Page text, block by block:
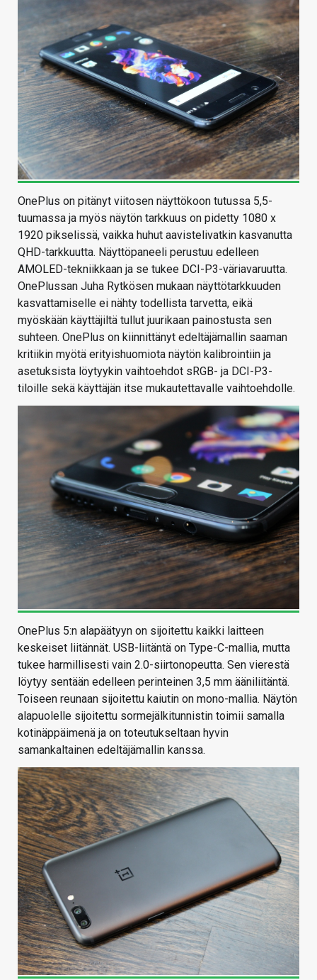
OnePlus on pitänyt viitosen näyttökoon tutussa 5,5-
tuumassa ja myös näytön tarkkuus on pidetty 1080 x
1920 pikselissä, vaikka huhut aavistelivatkin kasvanutta
QHD-tarkkuutta. Näyttöpaneeli perustuu edelleen
AMOLED-tekniikkaan ja se tukee DCI-P3-väriavaruutta.
OnePlussan Juha Rytkösen mukaan näyttötarkkuuden
kasvattamiselle ei nähty todellista tarvetta, eikä
myöskään käyttäjiltä tullut juurikaan painostusta sen
suhteen. OnePlus on kiinnittänyt edeltäjämallin saaman
kritiikin myötä erityishuomiota näytön kalibrointiin ja
asetuksista löytyykin vaihtoehdot sRGB- ja DCI-P3-
tiloille sekä käyttäjän itse mukautettavalle vaihtoehdolle.
OnePlus 5:n alapäätyyn on sijoitettu kaikki laitteen
keskeiset liitännät. USB-liitäntä on Type-C-mallia, mutta
tukee harmillisesti vain 2.0-siirtonopeutta. Sen vierestä
löytyy sentään edelleen perinteinen 3,5 mm ääniliitäntä.
Toiseen reunaan sijoitettu kaiutin on mono-mallia. Näytön
alapuolelle sijoitettu sormejälkitunnistin toimii samalla
kotinäppäimenä ja on toteutukseltaan hyvin
samankaltainen edeltäjämallin kanssa.